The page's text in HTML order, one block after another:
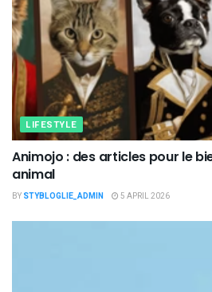
LIFESTYLE
Animojo : des articles pour le
animal
BY STYBLOGLIE_ADMIN 5 APRIL 2026